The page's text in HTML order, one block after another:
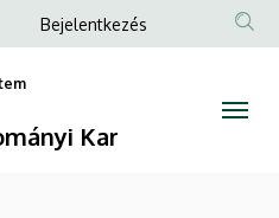
Anonim
menüje
Bejelentkezés
Kar